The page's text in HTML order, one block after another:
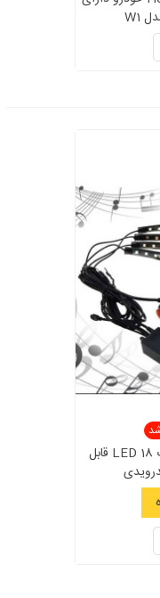
اتمسفر لایت RGB خودرو بزرگ 18 LED قابل